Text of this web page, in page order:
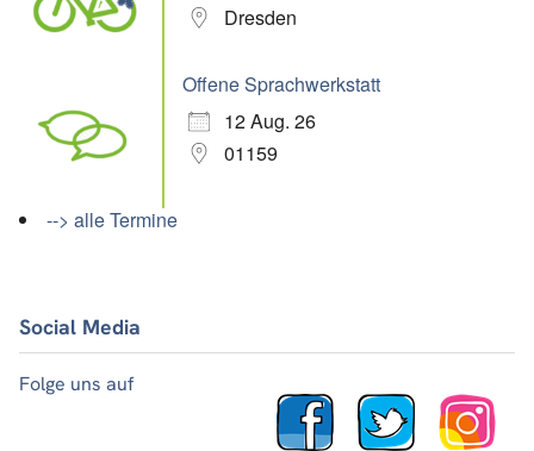
Dresden
Offene Sprachwerkstatt
12 Aug. 26
01159
--> alle Termine
Social Media
Folge uns auf